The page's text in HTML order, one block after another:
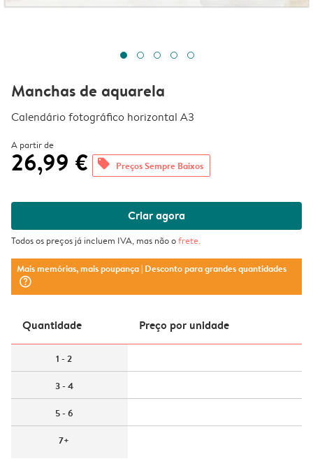
Manchas de aquarela
Calendário fotográfico horizontal A3
A partir de
26,99 € offers Preços Sempre Baixos
Criar agora
Todos os preços já incluem IVA, mas não ofrete.
Mais memórias, mais poupança| Desconto para grandes quantidades
question_mark_circle
Quantidade Preço por unidade
1 - 2
3 - 4
5 - 6
7+